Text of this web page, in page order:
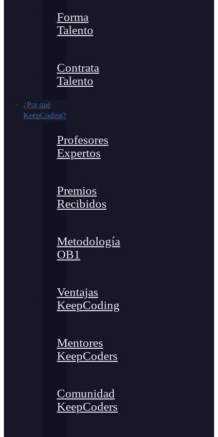
Forma
Talento
Contrata
Talento
¿Por qué
KeepCoding?
Profesores
Expertos
Premios
Recibidos
Metodología
OB1
Ventajas
KeepCoding
Mentores
KeepCoders
Comunidad
KeepCoders